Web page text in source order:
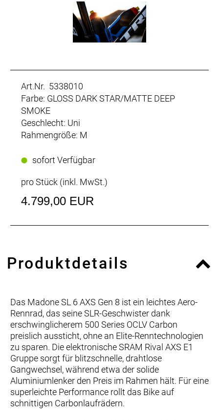
Art.Nr. 5338010
Farbe: GLOSS DARK STAR/MATTE DEEP
SMOKE
Geschlecht: Uni
Rahmengröße: M
sofort Verfügbar
pro Stück (inkl. MwSt.)
4.799,00 EUR
Produktdetails
Das Madone SL 6 AXS Gen 8 ist ein leichtes Aero-
Rennrad, das seine SLR-Geschwister dank
erschwinglicherem 500 Series OCLV Carbon
preislich aussticht, ohne an Elite-Renntechnologien
zu sparen. Die elektronische SRAM Rival AXS E1
Gruppe sorgt für blitzschnelle, drahtlose
Gangwechsel, während etwa der solide
Aluminiumlenker den Preis im Rahmen hält. Für eine
superleichte Performance rollt das Bike auf
schnittigen Carbonlaufrädern.